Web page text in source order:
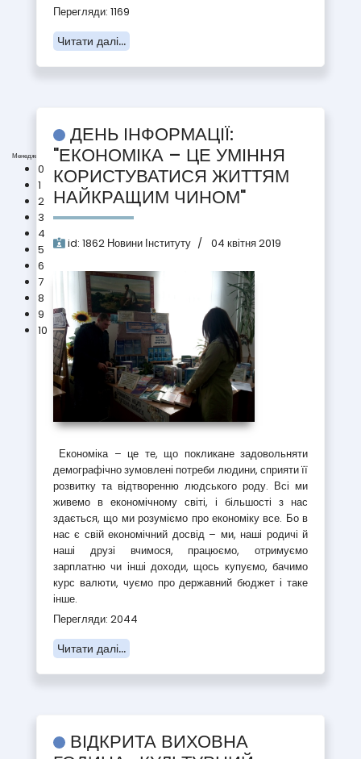
Менеджмент (D3)
0
1
2
3
4
5
6
7
8
9
10
Перегляди: 1169
Читати далі...
ДЕНЬ ІНФОРМАЦІЇ:
"ЕКОНОМІКА – ЦЕ УМІННЯ
КОРИСТУВАТИСЯ ЖИТТЯМ
НАЙКРАЩИМ ЧИНОМ"
id: 1862 Новини Інституту 04 квітня 2019
Економіка – це те, що покликане задовольняти
демографічно зумовлені потреби людини, сприяти її
розвитку та відтворенню людського роду. Всі ми
живемо в економічному світі, і більшості з нас
здається, що ми розуміємо про економіку все. Бо в
нас є свій економічний досвід – ми, наші родичі й
наші друзі вчимося, працюємо, отримуємо
зарплатню чи інші доходи, щось купуємо, бачимо
курс валюти, чуємо про державний бюджет і таке
інше.
Перегляди: 2044
Читати далі...
ВІДКРИТА ВИХОВНА